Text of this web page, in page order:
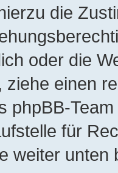
die
oder die
einen
phpBB-
für
weiter unten